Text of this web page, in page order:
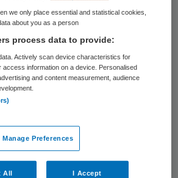
maatschappelijke
waaronder
bij deRijnland
UMC Utrecht, neergelegd
als staatssecretaris van
bij Rijnland reglementair
we only place essential and statistical cookies,
about you as a person
process data to provide:
Actively scan device characteristics for
access information on a device. Personalised
and content measurement, audience
Manage Preferences
All I Accept